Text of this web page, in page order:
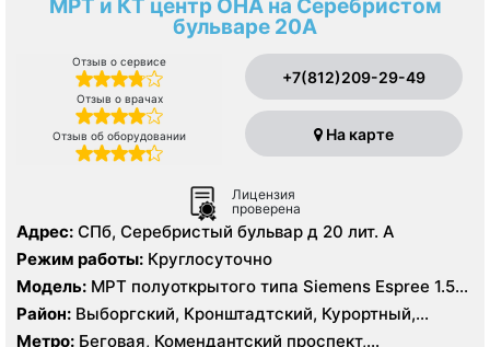
МРТ и КТ центр ОНА на Серебристом
бульваре 20А
Отзыв о сервисе
Отзыв о врачах
Отзыв об оборудовании
+7(812)209-29-49
На карте
Лицензия
проверена
Адрес: СПб, Серебристый бульвар д 20 лит. А
Режим работы: Круглосуточно
Модель: МРТ полуоткрытого типа Siemens Espree 1.5
Тесла, КТ Siemens Somatom Emotion 16 срезов
Район: Выборгский, Кронштадтский, Курортный,
Ленинградская область, Приморский
Метро: Беговая, Комендантский проспект,